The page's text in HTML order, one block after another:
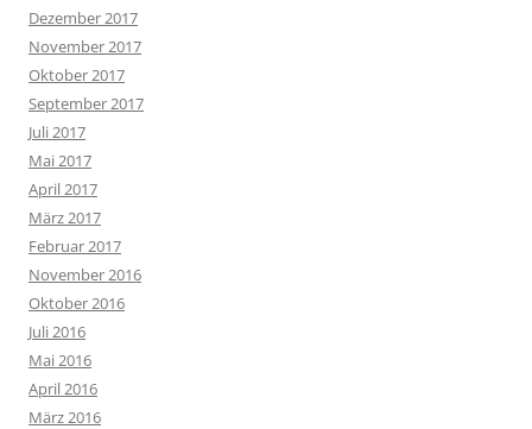
Dezember 2017
November 2017
Oktober 2017
September 2017
Juli 2017
Mai 2017
April 2017
März 2017
Februar 2017
November 2016
Oktober 2016
Juli 2016
Mai 2016
April 2016
März 2016